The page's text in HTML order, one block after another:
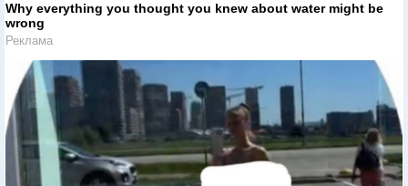
Why everything you thought you knew about water might be
wrong
Реклама